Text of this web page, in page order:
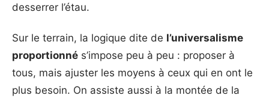
desserrer l’étau.
Sur le terrain, la logique dite de l’universalisme
proportionné s’impose peu à peu : proposer à
tous, mais ajuster les moyens à ceux qui en ont le
plus besoin. On assiste aussi à la montée de la